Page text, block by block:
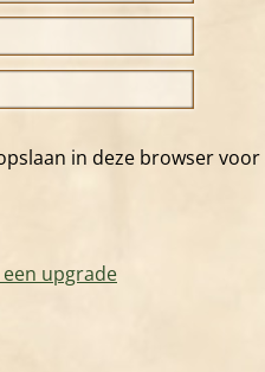
in deze browser
upgrade